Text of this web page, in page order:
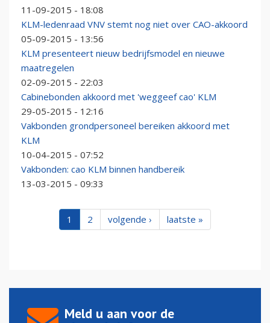
11-09-2015 - 18:08
KLM-ledenraad VNV stemt nog niet over CAO-akkoord
05-09-2015 - 13:56
KLM presenteert nieuw bedrijfsmodel en nieuwe
maatregelen
02-09-2015 - 22:03
Cabinebonden akkoord met 'weggeef cao' KLM
29-05-2015 - 12:16
Vakbonden grondpersoneel bereiken akkoord met
KLM
10-04-2015 - 07:52
Vakbonden: cao KLM binnen handbereik
13-03-2015 - 09:33
1 2 volgende › laatste »
Meld u aan voor de